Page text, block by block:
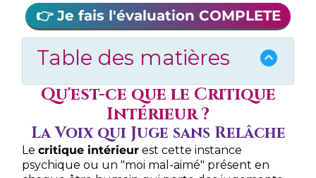
👉 Je fais l'évaluation COMPLETE
Table des matières
Qu'est-ce que le Critique
Intérieur ?
La Voix qui Juge sans Relâche
Le critique intérieur est cette instance
psychique ou un "moi mal-aimé" présent en